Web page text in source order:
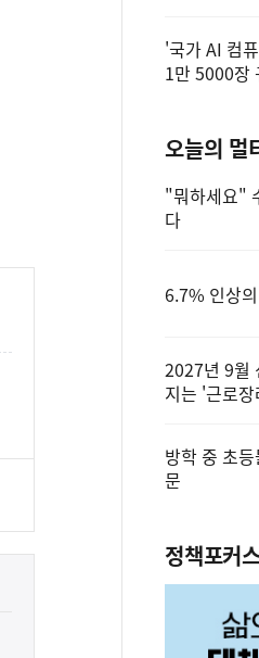
'국가 AI 컴
1만 5000장
오늘의 멀
"뭐하세요"
다
6.7% 인상
2027년 9월
지는 '근로
방학 중 초
문
정책포커